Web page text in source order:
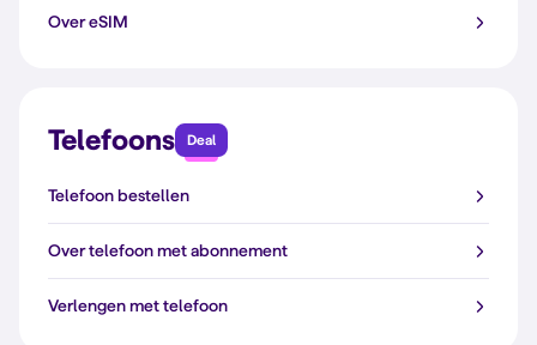
Over eSIM
Telefoons Deal
Telefoon bestellen
Over telefoon met abonnement
Verlengen met telefoon